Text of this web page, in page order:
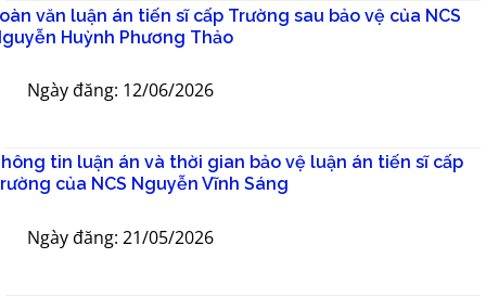
văn luận án tiến sĩ cấp Trường sau bảo vệ của NCS
Huỳnh Phương Thảo
Ngày đăng: 12/06/2026
tin luận án và thời gian bảo vệ luận án tiến sĩ cấp
của NCS Nguyễn Vĩnh Sáng
Ngày đăng: 21/05/2026